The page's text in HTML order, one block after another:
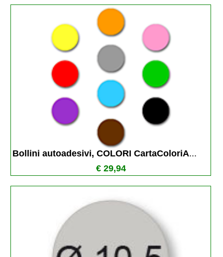
Bollini autoadesivi, COLORI CartaColoriA...
€ 29,94